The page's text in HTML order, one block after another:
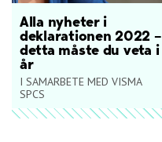
Alla nyheter i
deklarationen 2022 –
detta måste du veta i
år
I SAMARBETE MED VISMA
SPCS